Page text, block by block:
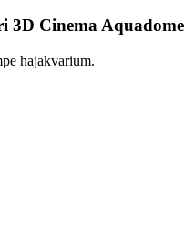
3D Cinema Aquadome
hajakvarium.